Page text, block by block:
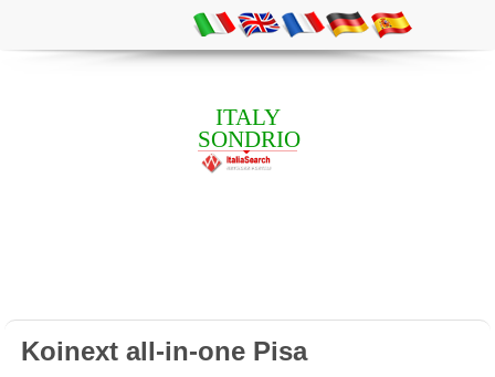
ITALY
SONDRIO
Koinext all-in-one Pisa